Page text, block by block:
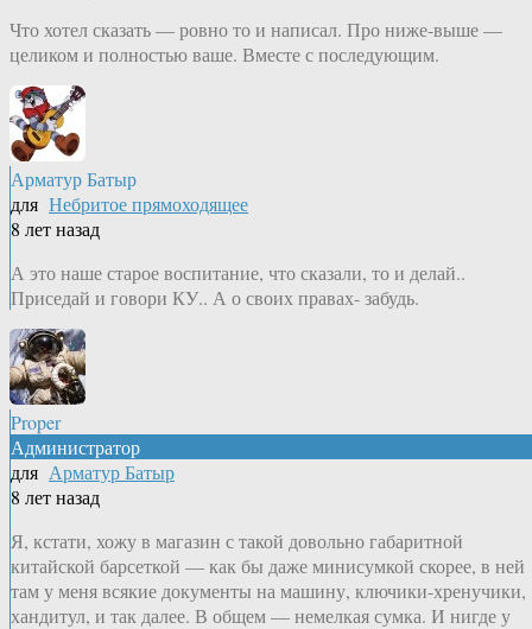
Что хотел сказать — ровно то и написал. Про ниже-выше —
целиком и полностью ваше. Вместе с последующим.
Арматур Батыр
для Небритое прямоходящее
8 лет назад
А это наше старое воспитание, что сказали, то и делай..
Приседай и говори КУ.. А о своих правах- забудь.
Proper
Администратор
для Арматур Батыр
8 лет назад
Я, кстати, хожу в магазин с такой довольно габаритной
китайской барсеткой — как бы даже минисумкой скорее, в ней
там у меня всякие документы на машину, ключики-хренучики,
хандитул, и так далее. В общем — немелкая сумка. И нигде у